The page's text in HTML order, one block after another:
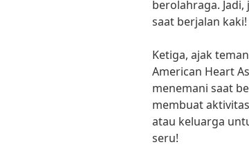
berolahraga.
saat berjalan kaki!
Ketiga, ajak
American Heart
menemani saat
membuat
atau keluarga
seru!